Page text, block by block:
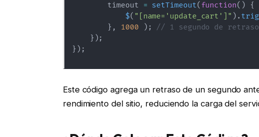
        timeout
= setTimeout( function( ) {
$( "[name='update_cart']" ) .
} , 1000 ) ;
// 1 segundo de retraso
} );
} ) ;
Este código agrega un retraso de un segundo
rendimiento del sitio, reduciendo la carga del